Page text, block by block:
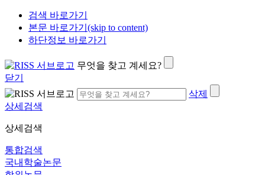
검색 바로가기
본문 바로가기(skip to content)
하단정보 바로가기
무엇을 찾고 계세요?
닫기
삭제
상세검색
상세검색
통합검색
국내학술논문